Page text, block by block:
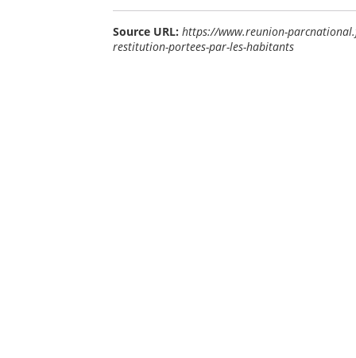
Source URL: https://www.reunion-
restitution-portees-par-les-habitants